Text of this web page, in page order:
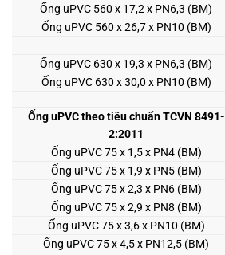
Ống uPVC 560 x 17,2 x PN6,3 (BM)
Ống uPVC 560 x 26,7 x PN10 (BM)
Ống uPVC 630 x 19,3 x PN6,3 (BM)
Ống uPVC 630 x 30,0 x PN10 (BM)
Ống uPVC theo tiêu chuẩn TCVN 8491-
2:2011
Ống uPVC 75 x 1,5 x PN4 (BM)
Ống uPVC 75 x 1,9 x PN5 (BM)
Ống uPVC 75 x 2,3 x PN6 (BM)
Ống uPVC 75 x 2,9 x PN8 (BM)
Ống uPVC 75 x 3,6 x PN10 (BM)
Ống uPVC 75 x 4,5 x PN12,5 (BM)